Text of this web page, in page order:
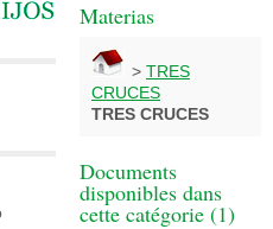
Materias
> TRES
CRUCES
TRES CRUCES
Documents
disponibles dans
cette catégorie (1)